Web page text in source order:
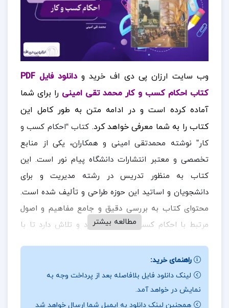
وب سایت ارزان پی دی اف خرید و
دانلود فایل PDF
کتاب احکام کسب و کار محمد تقی امینی را برای شما
آماده کرده است و در ادامه متن به طور کامل این
کتاب را به شما معرفی خواهد کرد. کتاب “احکام کسب و
کار” نوشته محمدتقی امینی و همکاران، یکی از منابع
تخصصی و معتبر انتشارات دانشگاه پیام نور است. این
کتاب به منظور تدریس در رشته مدیریت و برای
دانشجویان و اساتید این حوزه طراحی و تألیف شده است.
محتوای کتاب به بررسی دقیق و جامع مفاهیم و اصول
مرتبط با احکام کسب و کار می‌پردازد و تلاش دارد تا با
اصول و قواعد کسب و کار را به خوبی درک کرده و در
مدیریت صحیح و بهینه به کار بگیرند. علاوه بر این، این
کتاب با استفاده از مثال‌ها و نمونه‌های کاربردی، تلاش
مطالعه بیشتر
راهنمای خرید:
لینک دانلود فایل بلافاصله بعد از پرداخت وجه به
نمایش در خواهد آمد.
همچنین لینک دانلود به ایمیل شما ارسال خواهد شد